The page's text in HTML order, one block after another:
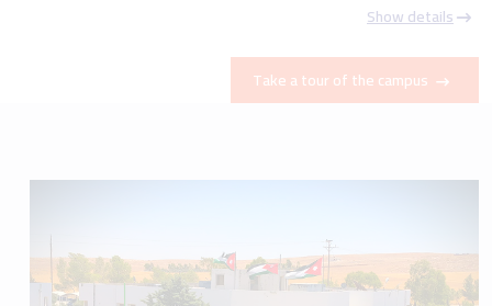
Show details
Take a tour of the campus